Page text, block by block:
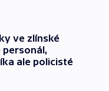
ve zlínské
personál,
ale policisté